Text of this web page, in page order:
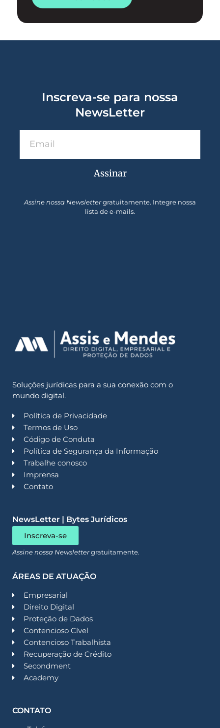
Inscreva-se para nossa
NewsLetter
Assinar
Assine nossa Newslettergratuitamente. Integre nossa
lista de e-mails.
Soluções jurídicas para a sua conexão com o
mundo digital.
Política de Privacidade
Termos de Uso
Código de Conduta
Política de Segurança da Informação
Trabalhe conosco
Imprensa
Contato
NewsLetter | Bytes Jurídicos
Inscreva-se
Assine nossa Newslettergratuitamente.
ÁREAS DE ATUAÇÃO
Empresarial
Direito Digital
Proteção de Dados
Contencioso Cível
Contencioso Trabalhista
Recuperação de Crédito
Secondment
Academy
CONTATO